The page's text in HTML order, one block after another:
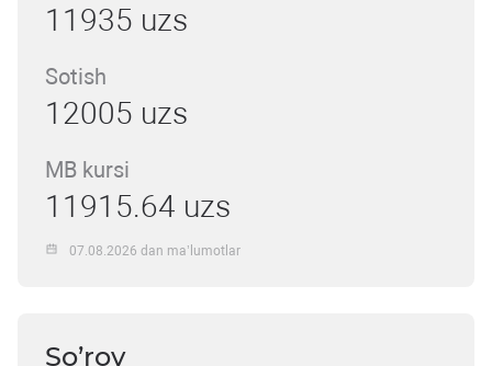
11935 uzs
Sotish
12005 uzs
MB kursi
11915.64 uzs
07.08.2026 dan ma’lumotlar
So’rov